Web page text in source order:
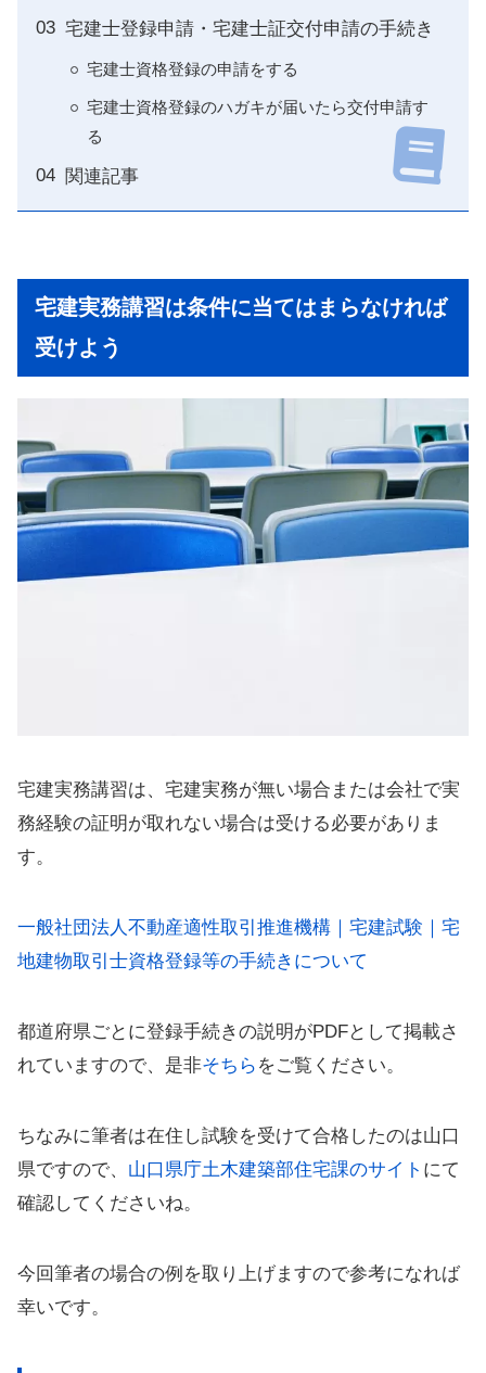
宅建士登録申請・宅建士証交付申請の手続き
宅建士資格登録の申請をする
宅建士資格登録のハガキが届いたら交付申請す
る
関連記事
宅建実務講習は条件に当てはまらなければ
受けよう
宅建実務講習は、宅建実務が無い場合または会社で実
務経験の証明が取れない場合は受ける必要がありま
す。
一般社団法人不動産適性取引推進機構｜宅建試験｜宅
地建物取引士資格登録等の手続きについて
都道府県ごとに登録手続きの説明がPDFとして掲載さ
れていますので、是非そちら をご覧ください。
ちなみに筆者は在住し試験を受けて合格したのは山口
県ですので、 山口県庁土木建築部住宅課のサイト にて
確認してくださいね。
今回筆者の場合の例を取り上げますので参考になれば
幸いです。